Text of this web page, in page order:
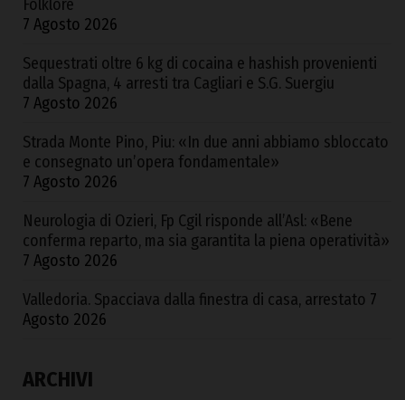
Folklore
7 Agosto 2026
Sequestrati oltre 6 kg di cocaina e hashish provenienti
dalla Spagna, 4 arresti tra Cagliari e S.G. Suergiu
7 Agosto 2026
Strada Monte Pino, Piu: «In due anni abbiamo sbloccato
e consegnato un’opera fondamentale»
7 Agosto 2026
Neurologia di Ozieri, Fp Cgil risponde all’Asl: «Bene
conferma reparto, ma sia garantita la piena operatività»
7 Agosto 2026
Valledoria. Spacciava dalla finestra di casa, arrestato 7
Agosto 2026
ARCHIVI